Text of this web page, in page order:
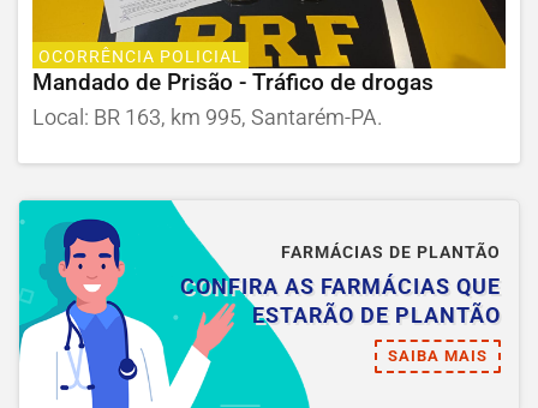
OCORRÊNCIA POLICIAL
Mandado de Prisão - Tráfico de drogas
Local: BR 163, km 995, Santarém-PA.
FARMÁCIAS DE PLANTÃO
CONFIRA AS FARMÁCIAS QUE
ESTARÃO DE PLANTÃO
SAIBA MAIS